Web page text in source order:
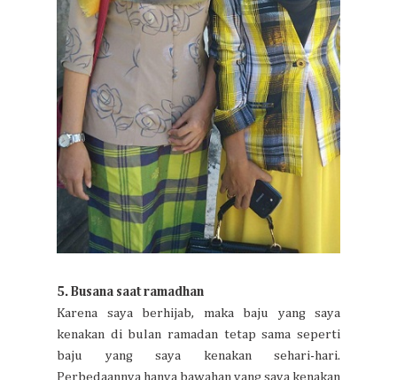
5. Busana saat ramadhan
Karena saya berhijab, maka baju yang saya
kenakan di bulan ramadan tetap sama seperti
baju yang saya kenakan sehari-hari.
Perbedaannya hanya bawahan yang saya kenakan